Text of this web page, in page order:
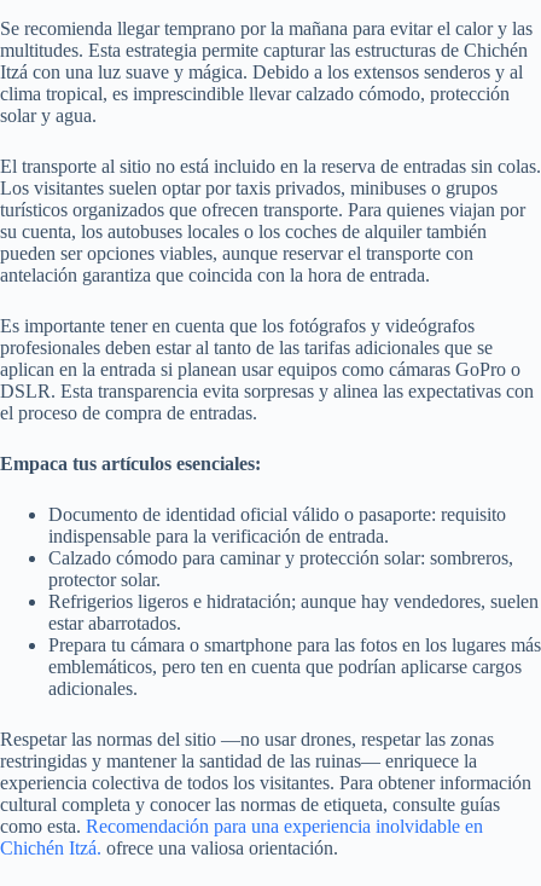
Se recomienda llegar temprano por la mañana para evitar el calor y las
multitudes. Esta estrategia permite capturar las estructuras de Chichén
Itzá con una luz suave y mágica. Debido a los extensos senderos y al
clima tropical, es imprescindible llevar calzado cómodo, protección
solar y agua.
El transporte al sitio no está incluido en la reserva de entradas sin colas.
Los visitantes suelen optar por taxis privados, minibuses o grupos
turísticos organizados que ofrecen transporte. Para quienes viajan por
su cuenta, los autobuses locales o los coches de alquiler también
pueden ser opciones viables, aunque reservar el transporte con
antelación garantiza que coincida con la hora de entrada.
Es importante tener en cuenta que los fotógrafos y videógrafos
profesionales deben estar al tanto de las tarifas adicionales que se
aplican en la entrada si planean usar equipos como cámaras GoPro o
DSLR. Esta transparencia evita sorpresas y alinea las expectativas con
el proceso de compra de entradas.
Empaca tus artículos esenciales:
Documento de identidad oficial válido o pasaporte: requisito
indispensable para la verificación de entrada.
Calzado cómodo para caminar y protección solar: sombreros,
protector solar.
Refrigerios ligeros e hidratación; aunque hay vendedores, suelen
estar abarrotados.
Prepara tu cámara o smartphone para las fotos en los lugares más
emblemáticos, pero ten en cuenta que podrían aplicarse cargos
adicionales.
Respetar las normas del sitio —no usar drones, respetar las zonas
restringidas y mantener la santidad de las ruinas— enriquece la
experiencia colectiva de todos los visitantes. Para obtener información
cultural completa y conocer las normas de etiqueta, consulte guías
como esta. Recomendación para una experiencia inolvidable en
Chichén Itzá. ofrece una valiosa orientación.